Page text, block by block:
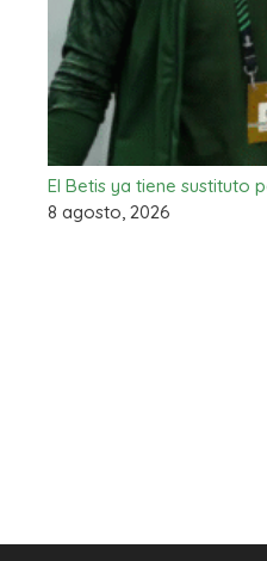
El Betis ya tiene sustituto
8 agosto, 2026